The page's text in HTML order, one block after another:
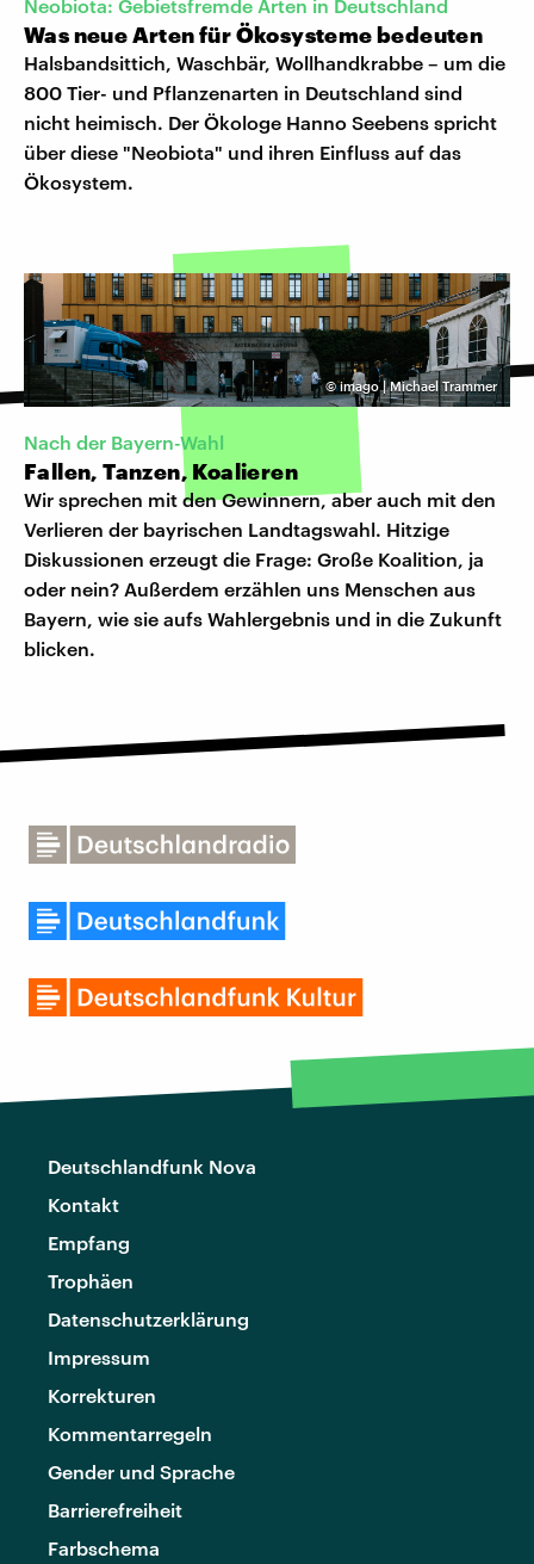
Neobiota: Gebietsfremde Arten in Deutschland
Was neue Arten für Ökosysteme bedeuten
Halsbandsittich, Waschbär, Wollhandkrabbe – um die
800 Tier- und Pflanzenarten in Deutschland sind
nicht heimisch. Der Ökologe Hanno Seebens spricht
über diese "Neobiota" und ihren Einfluss auf das
Ökosystem.
©imago | Michael Trammer
Nach der Bayern-Wahl
Fallen, Tanzen, Koalieren
Wir sprechen mit den Gewinnern, aber auch mit den
Verlieren der bayrischen Landtagswahl. Hitzige
Diskussionen erzeugt die Frage: Große Koalition, ja
oder nein? Außerdem erzählen uns Menschen aus
Bayern, wie sie aufs Wahlergebnis und in die Zukunft
blicken.
Deutschlandfunk Nova
Kontakt
Empfang
Trophäen
Datenschutzerklärung
Impressum
Korrekturen
Kommentarregeln
Gender und Sprache
Barrierefreiheit
Farbschema